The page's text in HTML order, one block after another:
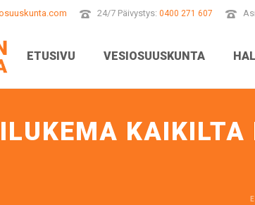
24/7 Päivystys: 0400 271 607
ETUSIVU VESIOSUUSKUNTA